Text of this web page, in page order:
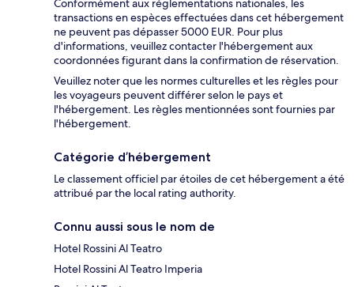
Conformément aux réglementations nationales, les
transactions en espèces effectuées dans cet hébergement
ne peuvent pas dépasser 5000 EUR. Pour plus
d'informations, veuillez contacter l'hébergement aux
coordonnées figurant dans la confirmation de réservation.
Veuillez noter que les normes culturelles et les règles pour
les voyageurs peuvent différer selon le pays et
l'hébergement. Les règles mentionnées sont fournies par
l'hébergement.
Catégorie d’hébergement
Le classement officiel par étoiles de cet hébergement a été
attribué par the local rating authority.
Connu aussi sous le nom de
Hotel Rossini Al Teatro
Hotel Rossini Al Teatro Imperia